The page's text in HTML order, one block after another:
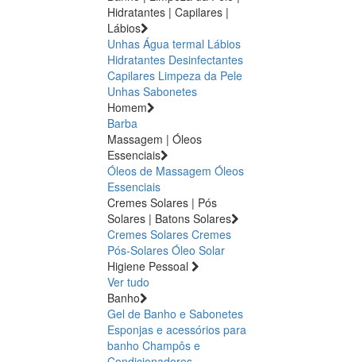
Hidratantes | Capilares |
Lábios
Unhas Água termal Lábios
Hidratantes Desinfectantes
Capilares Limpeza da Pele
Unhas Sabonetes
Homem
Barba
Massagem | Óleos
Essenciais
Óleos de Massagem Óleos
Essenciais
Cremes Solares | Pós
Solares | Batons Solares
Cremes Solares Cremes
Pós-Solares Óleo Solar
Higiene Pessoal
Ver tudo
Banho
Gel de Banho e Sabonetes
Esponjas e acessórios para
banho Champôs e